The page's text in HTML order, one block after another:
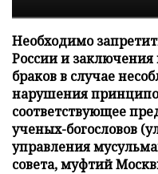
Необходимо
России и
браков в случае
нарушения
соответствующее
ученых-богословов
управления
совета, муфтий